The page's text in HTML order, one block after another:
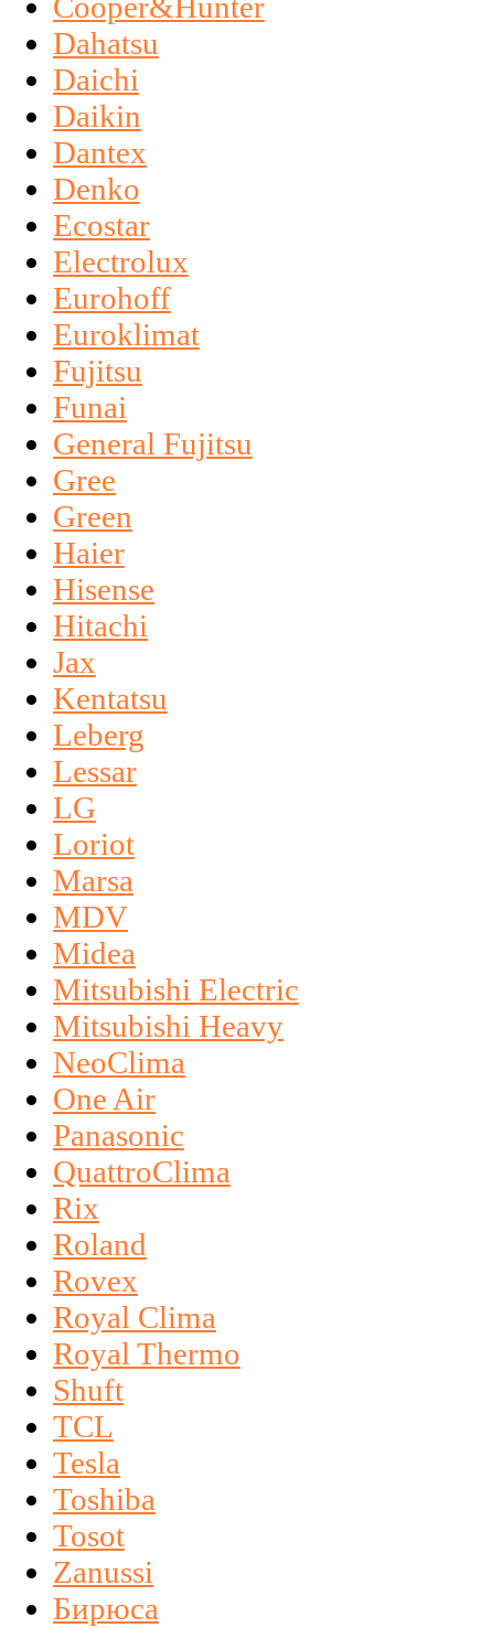
Dahatsu
Daichi
Daikin
Dantex
Denko
Ecostar
Electrolux
Eurohoff
Euroklimat
Fujitsu
Funai
General Fujitsu
Gree
Green
Haier
Hisense
Hitachi
Jax
Kentatsu
Leberg
Lessar
LG
Loriot
Marsa
MDV
Midea
Mitsubishi Electric
Mitsubishi Heavy
NeoClima
One Air
Panasonic
QuattroClima
Rix
Roland
Rovex
Royal Clima
Royal Thermo
Shuft
TCL
Tesla
Toshiba
Tosot
Zanussi
Бирюса